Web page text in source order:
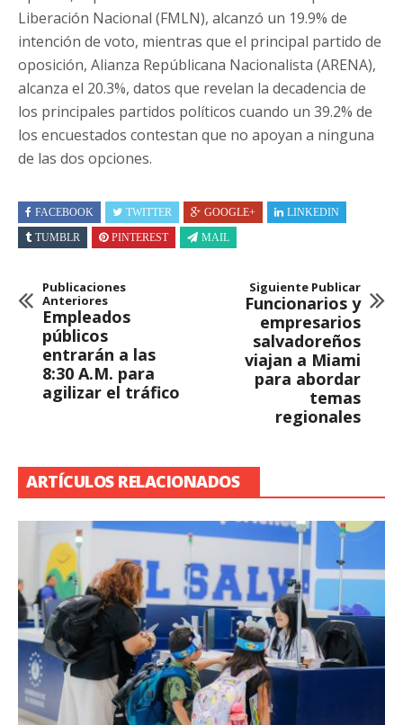
Liberación Nacional (FMLN), alcanzó un 19.9% de
intención de voto, mientras que el principal partido de
oposición, Alianza Repúblicana Nacionalista (ARENA),
alcanza el 20.3%, datos que revelan la decadencia de
los principales partidos políticos cuando un 39.2% de
los encuestados contestan que no apoyan a ninguna
de las dos opciones.
FACEBOOK TWITTER GOOGLE+
LINKEDIN
TUMBLR
PINTEREST MAIL
Publicaciones
Anteriores
Empleados
públicos
entrarán a las
8:30 A.M. para
agilizar el tráfico
Siguiente Publicar
Funcionarios y
empresarios
salvadoreños
viajan a Miami
para abordar
temas
regionales
ARTÍCULOS RELACIONADOS